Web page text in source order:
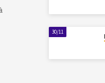
30/11